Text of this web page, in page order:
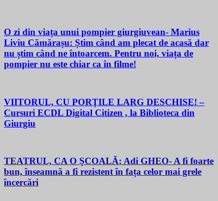
O zi din viața unui pompier giurgiuvean- Marius
Liviu Cămărașu: Știm când am plecat de acasă dar
nu știm când ne întoarcem. Pentru noi, viața de
pompier nu este chiar ca în filme!
VIITORUL, CU PORŢILE LARG DESCHISE! –
Cursuri ECDL Digital Citizen , la Biblioteca din
Giurgiu
TEATRUL, CA O ŞCOALĂ: Adi GHEO- A fi foarte
bun, înseamnă a fi rezistent în fața celor mai grele
încercări